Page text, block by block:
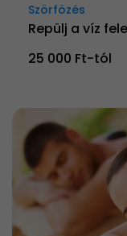
Szörfözés
Repülj a víz
25 000 Ft-tól